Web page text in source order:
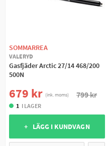
SOMMARREA
VALERYD
Gasfjäder Arctic 27/14 468/200
500N
679 kr (ink. moms) 799 kr
1 I LAGER
+ LÄGG I KUNDVAGN